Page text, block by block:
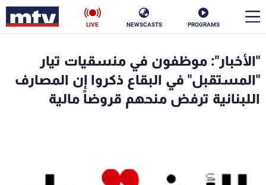
PROGRAMS
NEWSCASTS
LIVE
"الأخبار": موظفون في منسقيات تيار
"المستقبل" في البقاع ذكروا إن المصارف
اللبنانية ترفض منحهم قروضاً مالية
الأخبار
سياسة ناس